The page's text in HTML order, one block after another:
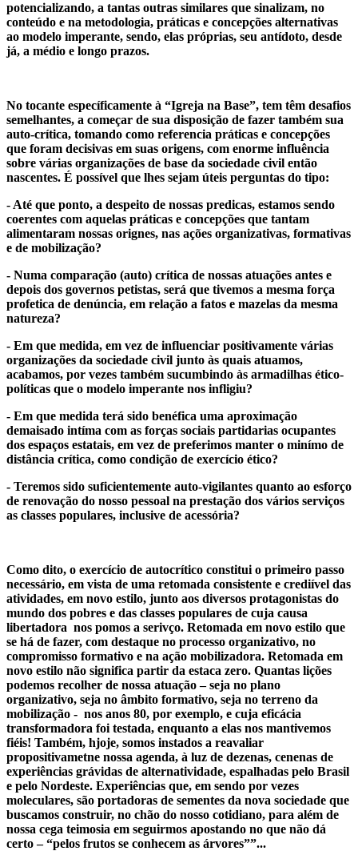
potencializando, a tantas outras similares que sinalizam, no
conteúdo e na metodologia, práticas e concepções alternativas
ao modelo imperante, sendo, elas próprias, seu antídoto, desde
já, a médio e longo prazos.
No tocante específicamente à “Igreja na Base”, tem têm desafios
semelhantes, a começar de sua disposição de fazer também sua
auto-crítica, tomando como referencia práticas e concepções
que foram decisivas em suas origens, com enorme influência
sobre várias organizações de base da sociedade civil então
nascentes. É possível que lhes sejam úteis perguntas do tipo:
- Até que ponto, a despeito de nossas predicas, estamos sendo
coerentes com aquelas práticas e concepções que tantam
alimentaram nossas orignes, nas ações organizativas, formativas
e de mobilização?
- Numa comparação (auto) crítica de nossas atuações antes e
depois dos governos petistas, será que tivemos a mesma força
profetica de denúncia, em relação a fatos e mazelas da mesma
natureza?
- Em que medida, em vez de influenciar positivamente várias
organizações da sociedade civil junto às quais atuamos,
acabamos, por vezes também sucumbindo às armadilhas ético-
políticas que o modelo imperante nos infligiu?
- Em que medida terá sido benéfica uma aproximação
demaisado intíma com as forças sociais partidarias ocupantes
dos espaços estatais, em vez de preferimos manter o minímo de
distância crítica, como condição de exercício ético?
- Teremos sido suficientemente auto-vigilantes quanto ao esforço
de renovação do nosso pessoal na prestação dos vários serviços
as classes populares, inclusive de acessória?
Como dito, o exercício de autocrítico constitui o primeiro passo
necessário, em vista de uma retomada consistente e crediível das
atividades, em novo estilo, junto aos diversos protagonistas do
mundo dos pobres e das classes populares de cuja causa
libertadora nos pomos a serivço. Retomada em novo estilo que
se há de fazer, com destaque no processo organizativo, no
compromisso formativo e na ação mobilizadora. Retomada em
novo estilo não significa partir da estaca zero. Quantas lições
podemos recolher de nossa atuação – seja no plano
organizativo, seja no âmbito formativo, seja no terreno da
mobilização - nos anos 80, por exemplo, e cuja eficácia
transformadora foi testada, enquanto a elas nos mantivemos
fiéis! Também, hjoje, somos instados a reavaliar
propositivametne nossa agenda, à luz de dezenas, cenenas de
experiências grávidas de alternatividade, espalhadas pelo Brasil
e pelo Nordeste. Experiências que, em sendo por vezes
moleculares, são portadoras de sementes da nova sociedade que
buscamos construir, no chão do nosso cotidiano, para além de
nossa cega teimosia em seguirmos apostando no que não dá
certo – “pelos frutos se conhecem as árvores””...